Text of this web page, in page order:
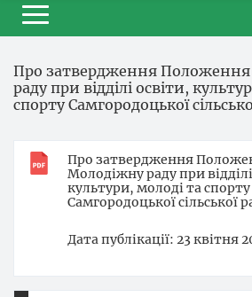
Про затвердження
раду при відділі освіти,
спорту Самгородоцької
Про затвердження
Молодіжну раду при
культури, молоді та спорту
Самгородоцької сільської
Дата публікації 23 квітня